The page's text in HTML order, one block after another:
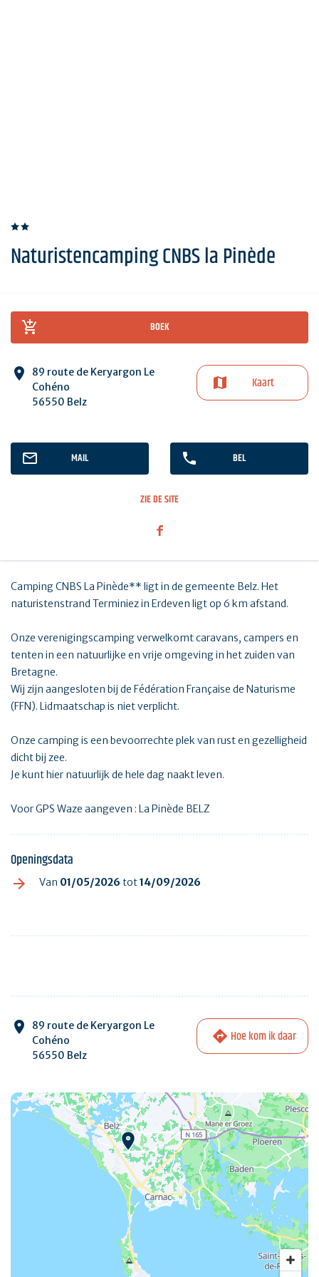
Naturistencamping CNBS la Pinède
BOEK
89 route de Keryargon Le
Cohéno
56550 Belz
Kaart
MAIL BEL
ZIE DE SITE
Camping CNBS La Pinède** ligt in de gemeente Belz. Het
naturistenstrand Terminiez in Erdeven ligt op 6 km afstand.
Onze verenigingscamping verwelkomt caravans, campers en
tenten in een natuurlijke en vrije omgeving in het zuiden van
Bretagne.
Wij zijn aangesloten bij de Fédération Française de Naturisme
(FFN). Lidmaatschap is niet verplicht.
Onze camping is een bevoorrechte plek van rust en gezelligheid
dicht bij zee.
Je kunt hier natuurlijk de hele dag naakt leven.
Voor GPS Waze aangeven : La Pinède BELZ
Openingsdata
Van 01/05/2026 tot14/09/2026
89 route de Keryargon Le
Cohéno
56550 Belz
Hoe kom ik daar